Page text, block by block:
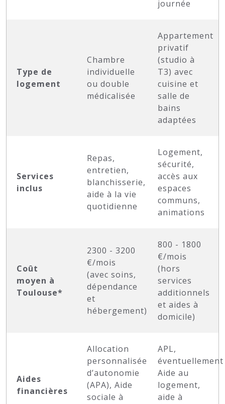
journée
Type de
logement
Chambre
individuelle
ou double
médicalisée
Appartement
privatif
(studio à
T3) avec
cuisine et
salle de
bains
adaptées
Services
inclus
Repas,
entretien,
blanchisserie,
aide à la vie
quotidienne
Logement,
sécurité,
accès aux
espaces
communs,
animations
Coût
moyen à
Toulouse*
2300 - 3200
€/mois
(avec soins,
dépendance
et
hébergement)
800 - 1800
€/mois
(hors
services
additionnels
et aides à
domicile)
Aides
financières
Allocation
personnalisée
d’autonomie
(APA), Aide
sociale à
APL,
éventuellement
Aide au
logement,
aide à